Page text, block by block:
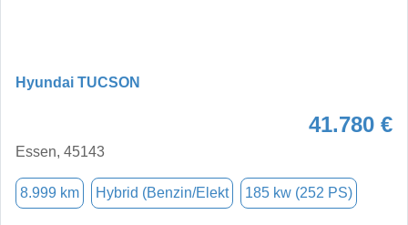
Hyundai TUCSON
41.780 €
Essen, 45143
8.999 km Hybrid (Benzin/Elekt 185 kw (252 PS)